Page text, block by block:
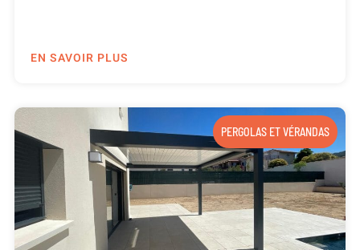
EN SAVOIR PLUS
PERGOLAS ET VÉRANDAS